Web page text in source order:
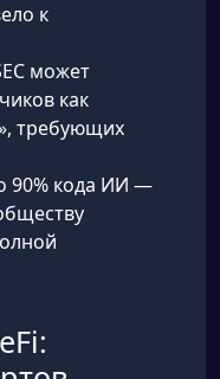
к
может
как
требующих
90% кода ИИ —